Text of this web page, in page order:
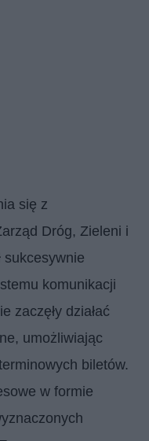
się z
Dróg, Zieleni i
sukcesywnie
komunikacji
zaczęły działać
umożliwiając
biletów.
w formie